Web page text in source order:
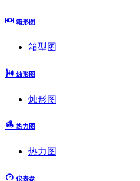
箱形图
箱型图
烛形图
烛形图
热力图
热力图
仪表盘